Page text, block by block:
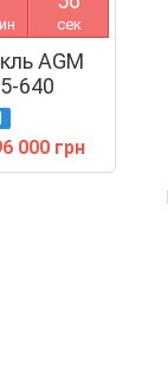
сек
AGM
640
000 грн